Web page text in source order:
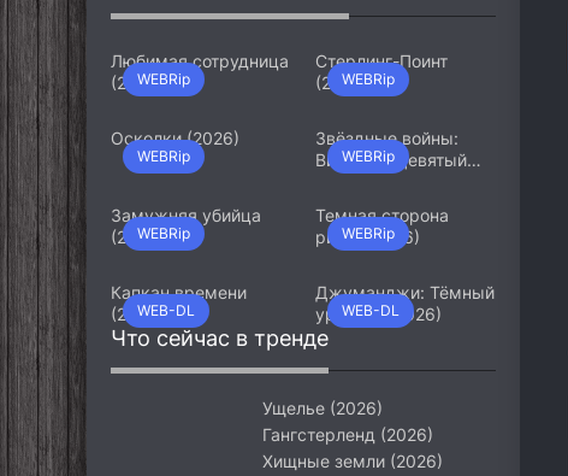
WEBRip
Любимая сотрудница
(2026)
WEBRip
Стерлинг-Поинт
(2026)
WEBRip
Осколки (2026)
WEBRip
Звёздные войны:
Видения. Девятый
WEBRip
Замужняя убийца
(2026)
WEBRip
Темная сторона
ринга (2026)
WEB-DL
Капкан времени
(2026)
WEB-DL
Джуманджи: Тёмный
уровень (2026)
Что сейчас в тренде
Ущелье (2026)
Гангстерленд (2026)
Хищные земли (2026)